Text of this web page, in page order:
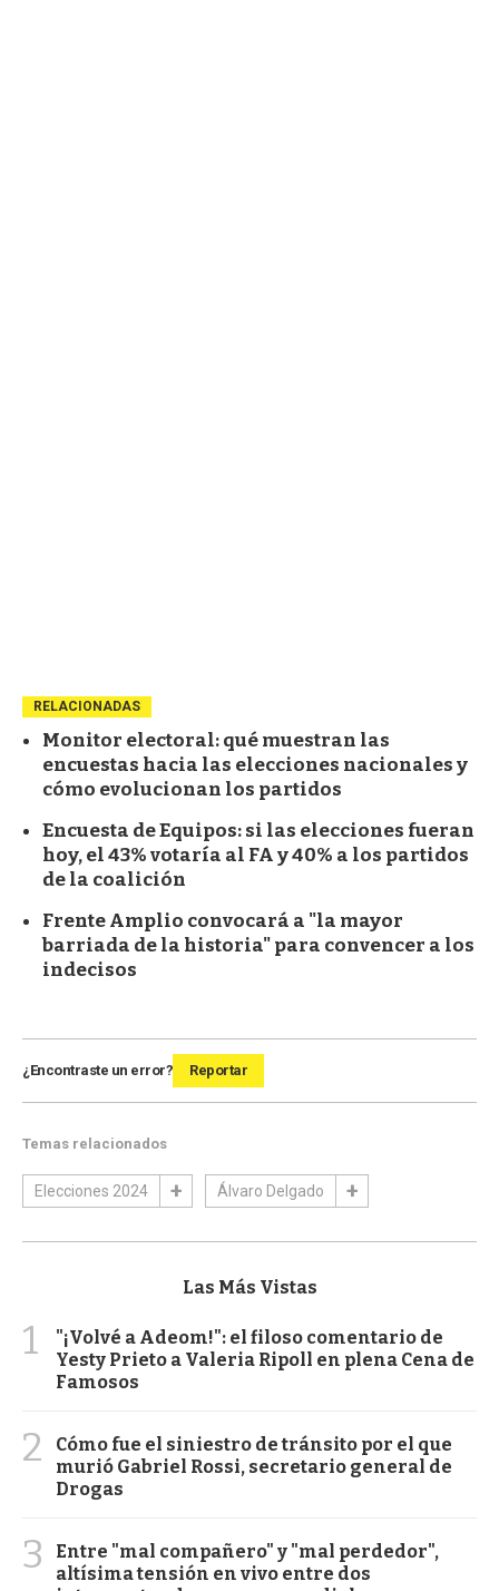
RELACIONADAS
Monitor electoral: qué muestran las
encuestas hacia las elecciones nacionales y
cómo evolucionan los partidos
Encuesta de Equipos: si las elecciones fueran
hoy, el 43% votaría al FA y 40% a los partidos
de la coalición
Frente Amplio convocará a "la mayor
barriada de la historia" para convencer a los
indecisos
¿Encontraste un error? Reportar
Temas relacionados
Elecciones 2024 Álvaro Delgado
Las Más Vistas
1
"¡Volvé a Adeom!": el filoso comentario de
Yesty Prieto a Valeria Ripoll en plena Cena de
Famosos
2
Cómo fue el siniestro de tránsito por el que
murió Gabriel Rossi, secretario general de
Drogas
3
Entre "mal compañero" y "mal perdedor",
altísima tensión en vivo entre dos